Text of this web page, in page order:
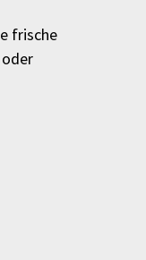
frische